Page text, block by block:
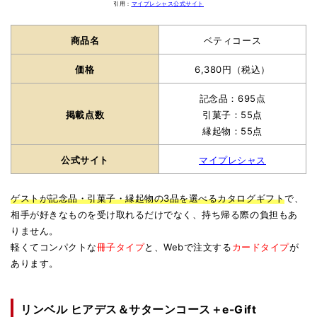
引用： マイプレシャス公式サイト
商品名 ベティコース
価格 6,380円（税込）
掲載点数
記念品：695点
引菓子：55点
縁起物：55点
公式サイト マイプレシャス
ゲストが記念品・引菓子・縁起物の3品を選べるカタログギフトで、
相手が好きなものを受け取れるだけでなく、持ち帰る際の負担もあ
りません。
軽くてコンパクトな冊子タイプと、Webで注文するカードタイプが
あります。
リンベル ヒアデス＆サターンコース＋e-Gift